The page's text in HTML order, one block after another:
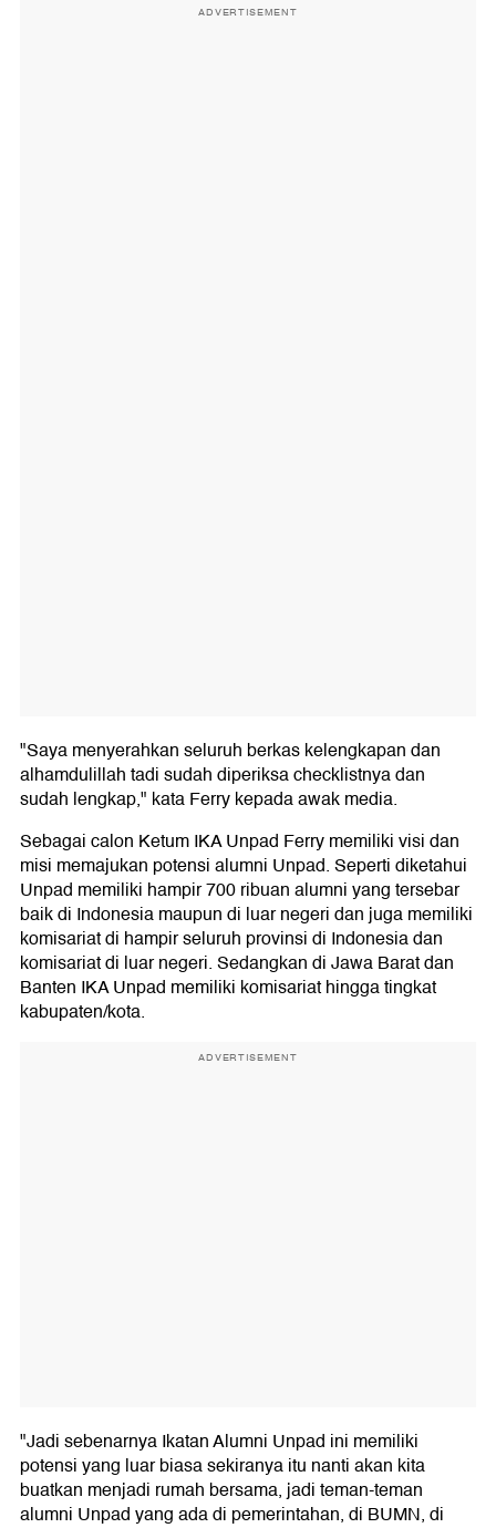
ADVERTISEMENT
"Saya menyerahkan seluruh berkas kelengkapan dan
alhamdulillah tadi sudah diperiksa checklistnya dan
sudah lengkap," kata Ferry kepada awak media.
Sebagai calon Ketum IKA Unpad Ferry memiliki visi dan
misi memajukan potensi alumni Unpad. Seperti diketahui
Unpad memiliki hampir 700 ribuan alumni yang tersebar
baik di Indonesia maupun di luar negeri dan juga memiliki
komisariat di hampir seluruh provinsi di Indonesia dan
komisariat di luar negeri. Sedangkan di Jawa Barat dan
Banten IKA Unpad memiliki komisariat hingga tingkat
kabupaten/kota.
ADVERTISEMENT
"Jadi sebenarnya Ikatan Alumni Unpad ini memiliki
potensi yang luar biasa sekiranya itu nanti akan kita
buatkan menjadi rumah bersama, jadi teman-teman
alumni Unpad yang ada di pemerintahan, di BUMN, di